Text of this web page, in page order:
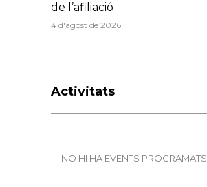
de l’afiliació
4 d'agost de 2026
Activitats
NO HI HA EVENTS PROGRAMATS